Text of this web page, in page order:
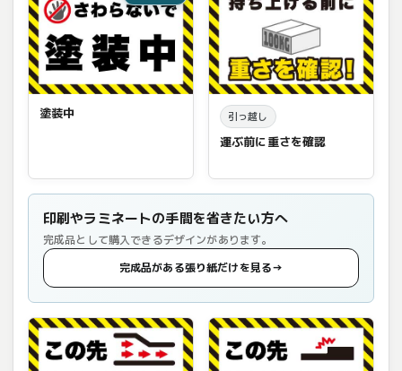
塗装中 引っ越し
運ぶ前に重さを確認
印刷やラミネートの手間を省きたい方へ
完成品として購入できるデザインがあります。
完成品がある張り紙だけを見る→